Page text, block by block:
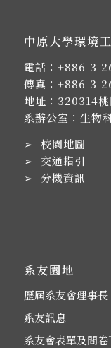
中原大學環境
電話： +886-3-
傳真：+886-3-
地址： 320314
系辦公室：生物
➢ 校園地圖
➢ 交通指引
➢ 分機資訊
系友園地
歷屆系友會理事長
系友訊息
系友會表單及問卷